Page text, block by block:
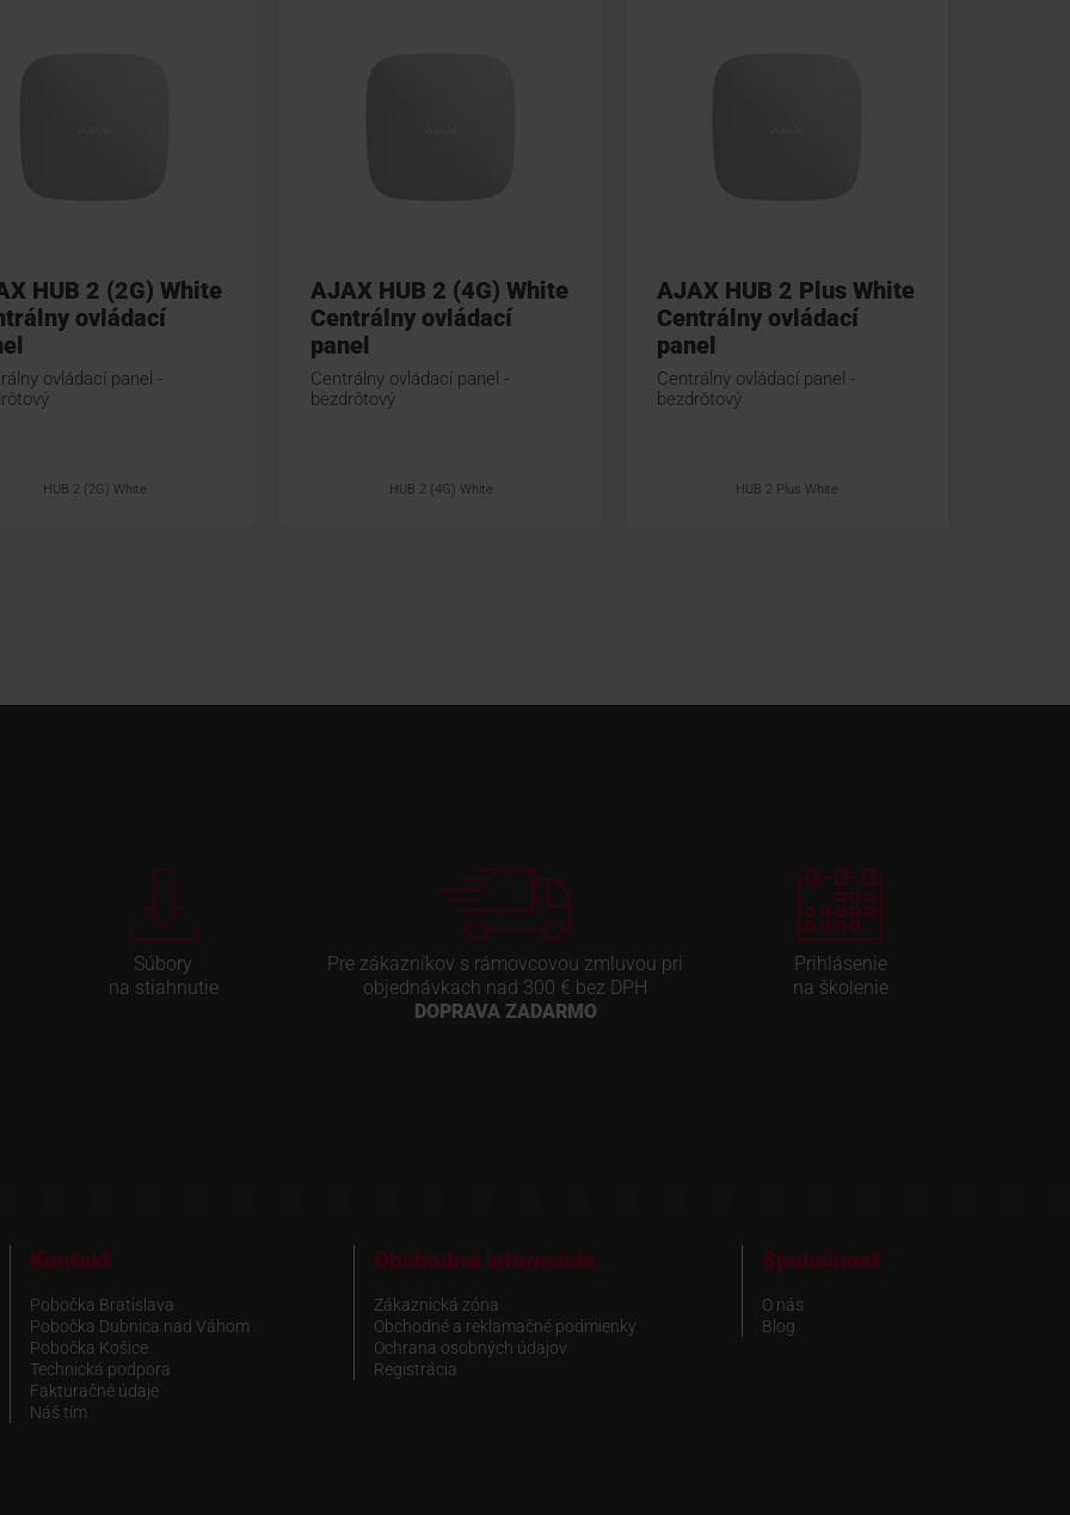
HUB 2 (2G) White
ovládací
ovládací panel -
HUB 2 (2G) White
AJAX HUB 2 (4G) White
Centrálny ovládací
panel
Centrálny ovládací panel -
bezdrôtový
HUB 2 (4G) White
AJAX HUB 2 Plus White
Centrálny ovládací
panel
Centrálny ovládací panel -
bezdrôtový
HUB 2 Plus White
Súbory
na stiahnutie
Pre zákazníkov s rámovcovou zmluvou pri
objednávkach nad 300 € bez DPH
DOPRAVA ZADARMO
Prihlásenie
na školenie
Kontakt
Pobočka Bratislava
Pobočka Dubnica nad Váhom
Pobočka Košice
Technická podpora
Fakturačné údaje
Náš tím
Obchodné informácie
Zákaznická zóna
Obchodné a reklamačné podmienky
Ochrana osobných údajov
Registrácia
Spoločnosť
O nás
Blog